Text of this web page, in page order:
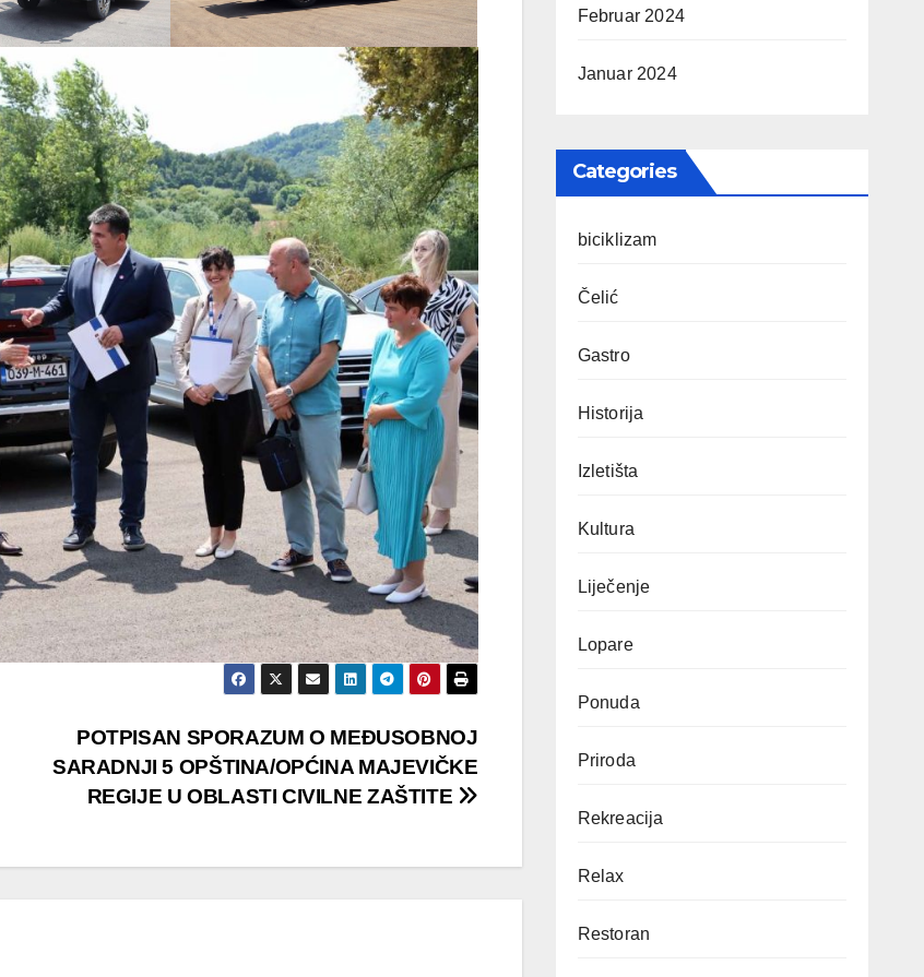
POTPISAN SPORAZUM O MEĐUSOBNOJ
SARADNJI 5 OPŠTINA/OPĆINA MAJEVIČKE
REGIJE U OBLASTI CIVILNE ZAŠTITE
Februar 2024
Januar 2024
Categories
biciklizam
Čelić
Gastro
Historija
Izletišta
Kultura
Liječenje
Lopare
Ponuda
Priroda
Rekreacija
Relax
Restoran